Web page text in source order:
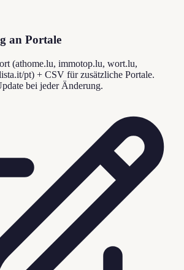
an Portale
(athome.lu, immotop.lu, wort.lu,
pt) + CSV für zusätzliche Portale.
bei jeder Änderung.